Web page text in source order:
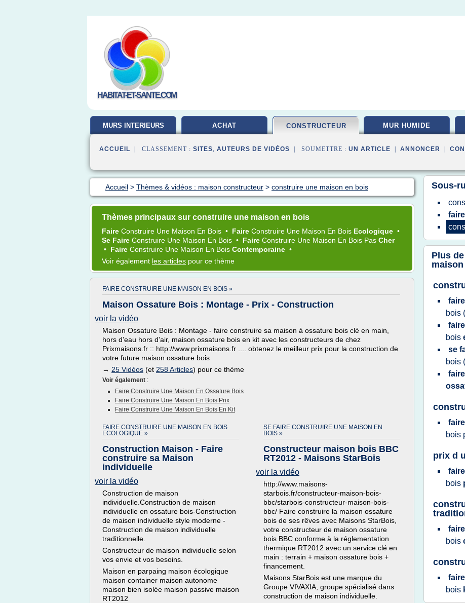
HABITAT-ET-SANTE.COM
MURS INTERIEURS ACHAT CONSTRUCTEUR MUR HUMIDE
ACCUEIL | CLASSEMENT : SITES, AUTEURS DE VIDÉOS | SOUMETTRE : UN ARTICLE ANNONCER
Accueil > Thèmes & vidéos : maison constructeur > construire une maison en bois
Thèmes principaux sur construire une maison en bois
Faire Construire Une Maison En Bois • Faire Construire Une Maison En Bois Ecologique •
Se Faire Construire Une Maison En Bois • Faire Construire Une Maison En Bois Pas Cher
• Faire Construire Une Maison En Bois Contemporaine •
Voir également les articles pour ce thème
FAIRE CONSTRUIRE UNE MAISON EN BOIS »
Maison Ossature Bois : Montage - Prix - Construction
voir la vidéo
Maison Ossature Bois : Montage - faire construire sa maison à ossature bois clé en main,
hors d'eau hors d'air, maison ossature bois en kit avec les constructeurs de chez
Prixmaisons.fr :: http://www.prixmaisons.fr .... obtenez le meilleur prix pour la construction de
votre future maison ossature bois
→ 25 Vidéos (et 258 Articles) pour ce thème
Voir également :
Faire Construire Une Maison En Ossature Bois
Faire Construire Une Maison En Bois Prix
Faire Construire Une Maison En Bois En Kit
FAIRE CONSTRUIRE UNE MAISON EN BOIS
ECOLOGIQUE »
Construction Maison - Faire
construire sa Maison
individuelle
voir la vidéo
Construction de maison
individuelle.Construction de maison
individuelle en ossature bois-Construction
de maison individuelle style moderne -
Construction de maison individuelle
traditionnelle.
Constructeur de maison individuelle selon
vos envie et vos besoins.
Maison en parpaing maison écologique
maison container maison autonome
maison bien isolée maison passive maison
RT2012
SE FAIRE CONSTRUIRE UNE MAISON EN
BOIS »
Constructeur maison bois BBC
RT2012 - Maisons StarBois
voir la vidéo
http://www.maisons-
starbois.fr/constructeur-maison-bois-
bbc/starbois-constructeur-maison-bois-
bbc/ Faire construire la maison ossature
bois de ses rêves avec Maisons StarBois,
votre constructeur de maison ossature
bois BBC conforme à la réglementation
thermique RT2012 avec un service clé en
main : terrain + maison ossature bois +
financement.
Maisons StarBois est une marque du
Groupe VIVAXIA, groupe spécialisé dans
construction de maison individuelle.
Sous-
faire
Plus
faire
bois
faire
bois
se
bois
faire
faire
bois
prix d
faire
bois
faire
bois
faire
bois